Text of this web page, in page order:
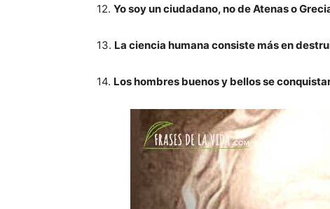
12. Yo soy un ciudadano, no de Atenas o
13. La ciencia humana consiste más en
14. Los hombres buenos y bellos se